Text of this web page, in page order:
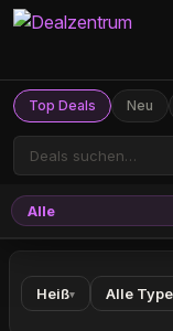
Top Deals Neu
Alle
Heiß▾ Alle